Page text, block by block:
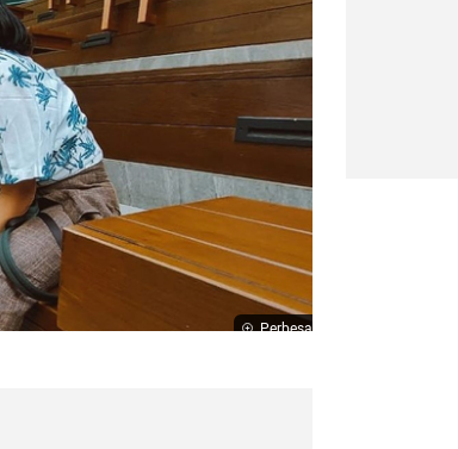
Perbesar